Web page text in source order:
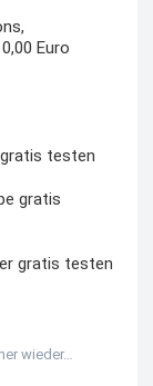
Euro
testen
gratis
gratis testen
wieder…